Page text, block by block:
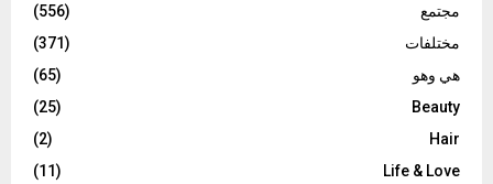
مجتمع
(556)
مختلفات
(371)
هي وهو
(65)
Beauty
(25)
Hair
(2)
Life & Love
(11)